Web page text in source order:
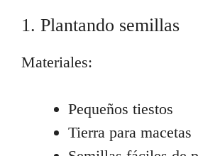
1. Plantando semillas
Materiales:
Pequeños tiestos
Tierra para macetas